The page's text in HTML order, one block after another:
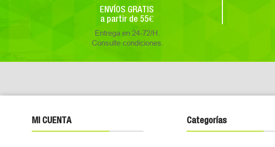
ENVÍOS GRATIS
a partir de 55€
Entrega en 24-72/H.
Consulte condiciones.
MI CUENTA Categorías